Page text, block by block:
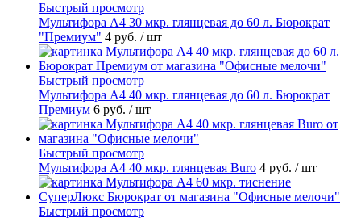
Быстрый просмотр
Мультифора А4 30 мкр. глянцевая до 60 л. Бюрократ
"Премиум" 4 руб. / шт
Быстрый просмотр
Мультифора А4 40 мкр. глянцевая до 60 л. Бюрократ
Премиум 6 руб. / шт
Быстрый просмотр
Мультифора А4 40 мкр. глянцевая Buro 4 руб. / шт
Быстрый просмотр